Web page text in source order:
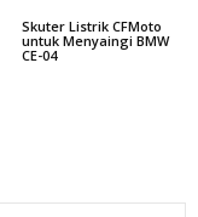
Skuter Listrik CFMoto
untuk Menyaingi BMW
CE-04